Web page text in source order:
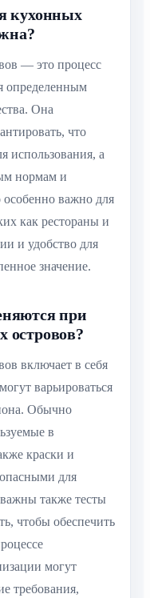
кухонных
— это процесс
определенным
Она
что
использования, а
нормам и
важно для
как рестораны и
и удобство для
значение.
при
островов?
включает в себя
варьироваться
Обычно
в
краски и
для
также тесты
чтобы обеспечить
могут
требования,